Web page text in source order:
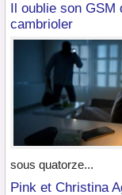
Il oublie son
cambrioler
sous quatorze...
Pink et Christina